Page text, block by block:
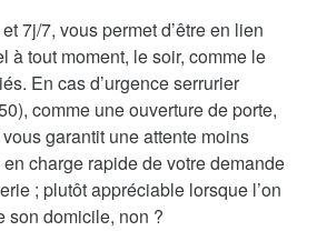
7j/7, vous permet d’être en lien
à tout moment, le soir, comme le
En cas d’urgence serrurier
comme une ouverture de porte,
garantit une attente moins
charge rapide de votre demande
; plutôt appréciable lorsque l’on
son domicile, non ?